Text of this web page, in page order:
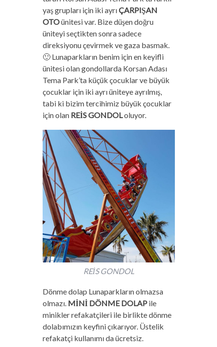
yaş grupları için iki ayrıÇARPIŞAN
OTOünitesi var. Bize düşen doğru
üniteyi seçtikten sonra sadece
direksiyonu çevirmek ve gaza basmak.
🙂 Lunaparkların benim için en keyifli
ünitesi olan gondollarda Korsan Adası
Tema Park’ta küçük çocuklar ve büyük
çocuklar için iki ayrı üniteye ayrılmış,
tabi ki bizim tercihimiz büyük çocuklar
için olan REİS GONDOL oluyor.
REİS GONDOL
Dönme dolap Lunaparkların olmazsa
olmazı. MİNİ DÖNME DOLAPile
minikler refakatçileri ile birlikte dönme
dolabımızın keyfini çıkarıyor. Üstelik
refakatçi kullanımı da ücretsiz.